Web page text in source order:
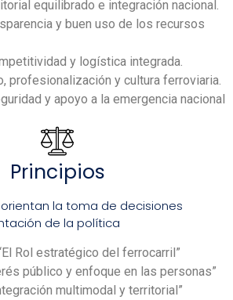
equilibrado e integración nacional.
y buen uso de los recursos
y logística integrada.
profesionalización y cultura ferroviaria.
y apoyo a la emergencia nacional
Principios
la toma de decisiones
de la política
Rol estratégico del ferrocarril”
público y enfoque en las personas”
multimodal y territorial”